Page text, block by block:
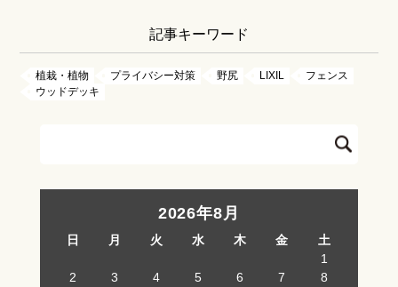
記事キーワード
植栽・植物 プライバシー対策 野尻 LIXIL
フェンス
ウッドデッキ
2026年8月
日 月 火 水 木 金
土
1
2
3 4 5 6 7
8